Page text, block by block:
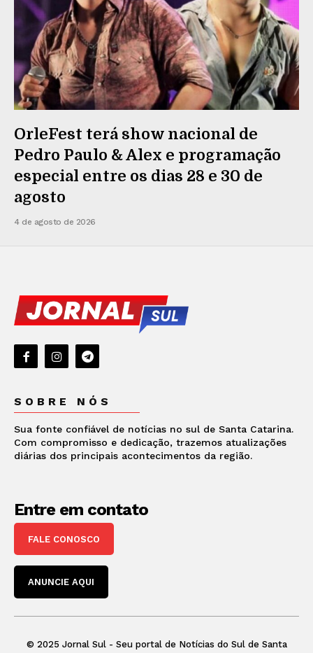
OrleFest terá show nacional de
Pedro Paulo & Alex e programação
especial entre os dias 28 e 30 de
agosto
4 de agosto de 2026
SOBRE NÓS
Sua fonte confiável de notícias no sul de Santa Catarina.
Com compromisso e dedicação, trazemos atualizações
diárias dos principais acontecimentos da região.
Entre em contato
FALE CONOSCO
ANUNCIE AQUI
© 2025 Jornal Sul - Seu portal de Notícias do Sul de Santa